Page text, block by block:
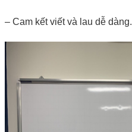
– Cam kết viết và lau dễ dàng.